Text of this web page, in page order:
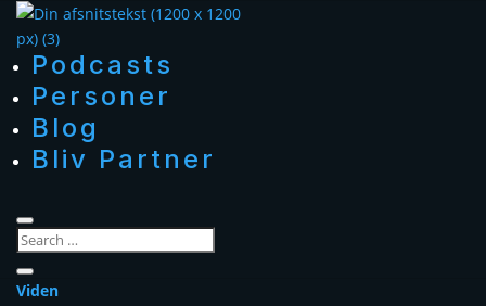
Podcasts
Personer
Blog
Bliv Partner
Viden